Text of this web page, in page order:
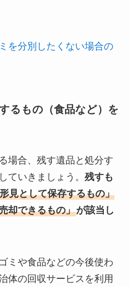
を分別したくない場合の
るもの（食品など）を
場合、残す遺品と処分す
ていきましょう。 残すも
見として保存するもの」
却できるもの」が該当し
ミや食品などの今後使わ
体の回収サービスを利用